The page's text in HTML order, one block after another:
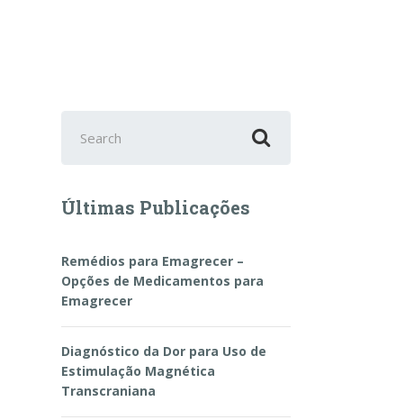
for:
Últimas Publicações
Remédios para Emagrecer –
Opções de Medicamentos para
Emagrecer
Diagnóstico da Dor para Uso de
Estimulação Magnética
Transcraniana